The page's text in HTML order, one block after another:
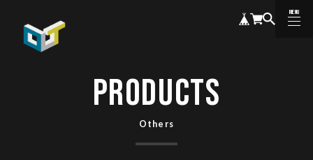
MENU
CLOSE
PRODUCTS
Others